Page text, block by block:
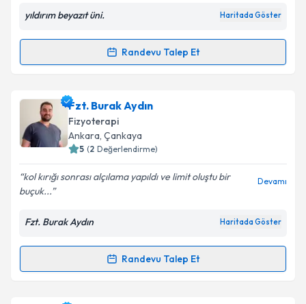
Kişisel verilerimin işlenmesine ilişkinAydınlatma
Takvim Talebini Gönder
yıldırım beyazıt üni. Haritada Göster
Randevu Talep Et
Randevu Takvimi Talebi
Fzt. Adil Songur için randevu takvimi talebi oluşturun.
Size bu uzmandan randevu almanız için bir takvim
hazırlandığında e-posta ile bilgilendireceğiz.
Kişisel verilerimin işlenmesine ilişkin
Aydınlatma
kapsamda işlenmesini kabul ediyorum.
Fzt. Burak Aydın
Fizyoterapi
Ankara, Çankaya
5 (2 Değerlendirme)
kol kırığı sonrası alçılama yapıldı ve limit oluştu bir
buçuk...
Devamı
Fzt. Burak Aydın Haritada Göster
Randevu Talep Et
Randevu Takvimi Talebi